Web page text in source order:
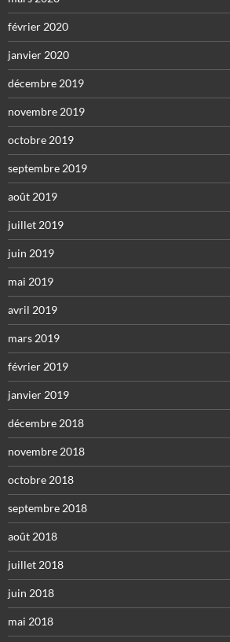
février 2020
janvier 2020
décembre 2019
novembre 2019
octobre 2019
septembre 2019
août 2019
juillet 2019
juin 2019
mai 2019
avril 2019
mars 2019
février 2019
janvier 2019
décembre 2018
novembre 2018
octobre 2018
septembre 2018
août 2018
juillet 2018
juin 2018
mai 2018